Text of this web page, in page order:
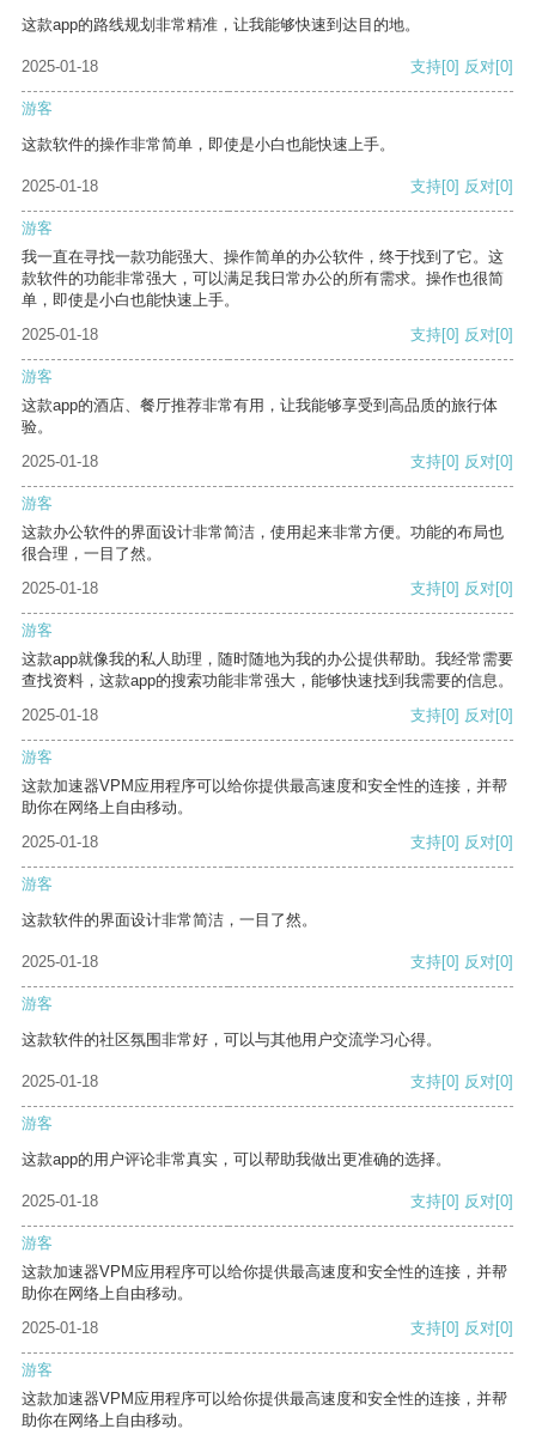
这款app的路线规划非常精准，让我能够快速到达目的地。
2025-01-18 支持[0] 反对[0]
游客
这款软件的操作非常简单，即使是小白也能快速上手。
2025-01-18 支持[0] 反对[0]
游客
我一直在寻找一款功能强大、操作简单的办公软件，终于找到了它。这
款软件的功能非常强大，可以满足我日常办公的所有需求。操作也很简
单，即使是小白也能快速上手。
2025-01-18
支持[0] 反对[0]
游客
这款app的酒店、餐厅推荐非常有用，让我能够享受到高品质的旅行体
验。
2025-01-18
支持[0] 反对[0]
游客
这款办公软件的界面设计非常简洁，使用起来非常方便。功能的布局也
很合理，一目了然。
2025-01-18
支持[0] 反对[0]
游客
这款app就像我的私人助理，随时随地为我的办公提供帮助。我经常需要
查找资料，这款app的搜索功能非常强大，能够快速找到我需要的信息。
2025-01-18
支持[0] 反对[0]
游客
这款加速器VPM应用程序可以给你提供最高速度和安全性的连接，并帮
助你在网络上自由移动。
2025-01-18
支持[0] 反对[0]
游客
这款软件的界面设计非常简洁，一目了然。
2025-01-18 支持[0] 反对[0]
游客
这款软件的社区氛围非常好，可以与其他用户交流学习心得。
2025-01-18 支持[0] 反对[0]
游客
这款app的用户评论非常真实，可以帮助我做出更准确的选择。
2025-01-18 支持[0] 反对[0]
游客
这款加速器VPM应用程序可以给你提供最高速度和安全性的连接，并帮
助你在网络上自由移动。
2025-01-18
支持[0] 反对[0]
游客
这款加速器VPM应用程序可以给你提供最高速度和安全性的连接，并帮
助你在网络上自由移动。